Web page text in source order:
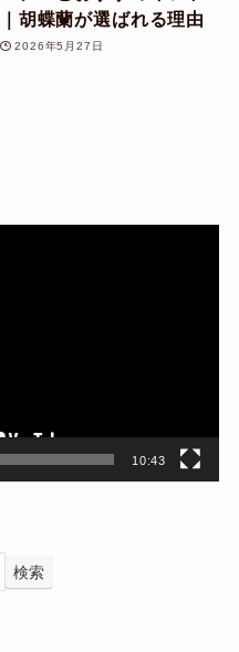
｜胡蝶蘭が選ばれる理由
2026年5月27日
10:43
検索